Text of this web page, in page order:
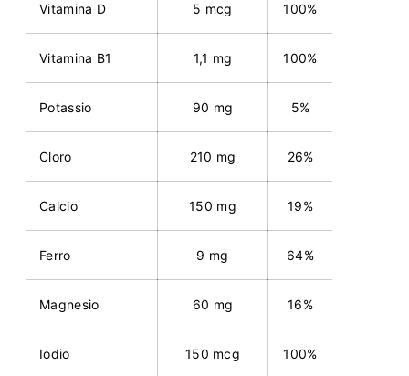
Vitamina D 5 mcg 100%
Vitamina B1 1,1 mg 100%
Potassio 90 mg 5%
Cloro 210 mg 26%
Calcio 150 mg 19%
Ferro 9 mg 64%
Magnesio 60 mg 16%
Iodio 150 mcg 100%